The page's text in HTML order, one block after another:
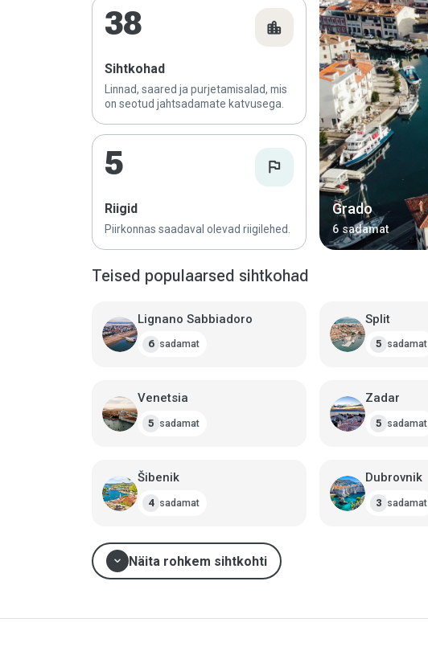
38 location_city
Sihtkohad
Linnad, saared ja purjetamisalad, mis
on seotud jahtsadamate katvusega.
5 flag
Riigid
Piirkonnas saadaval olevad riigilehed.
Grado
6 sadamat
Teised populaarsed sihtkohad
Lignano Sabbiadoro
6 sadamat
Split
5 sadamat
Venetsia
5 sadamat
Zadar
5 sadamat
Šibenik
4 sadamat
Dubrovnik
3 sadamat
expand_more Näita rohkem sihtkohti